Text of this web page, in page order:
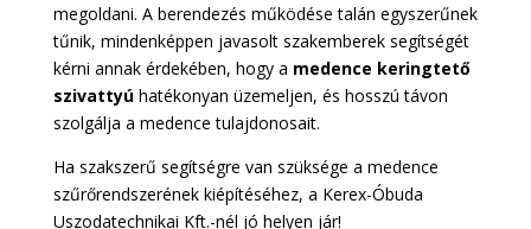
megoldani. A berendezés működése talán egyszerűnek
tűnik, mindenképpen javasolt szakemberek segítségét
kérni annak érdekében, hogy a medence keringtető
szivattyúhatékonyan üzemeljen, és hosszú távon
szolgálja a medence tulajdonosait.
Ha szakszerű segítségre van szüksége a medence
szűrőrendszerének kiépítéséhez, a Kerex-Óbuda
Uszodatechnikai Kft.-nél jó helyen jár!